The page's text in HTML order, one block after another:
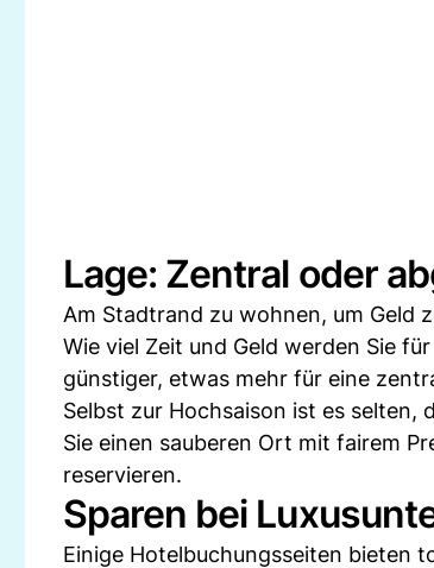
Lage: Zentral oder
Am Stadtrand zu wohnen, um Geld
Wie viel Zeit und Geld werden Sie
günstiger, etwas mehr für eine
Selbst zur Hochsaison ist es selten,
Sie einen sauberen Ort mit fairem
reservieren.
Sparen bei
Einige Hotelbuchungsseiten bieten